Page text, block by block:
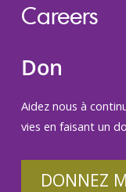
Careers
Don
Aidez nous à
vies en faisant un
DONNEZ